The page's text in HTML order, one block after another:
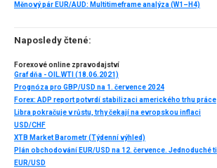
Měnový pár EUR/AUD: Multitimeframe analýza (W1–H4)
Naposledy čtené:
Forexové online zpravodajství
Graf dňa - OIL.WTI (18.06.2021)
Prognóza pro GBP/USD na 1. července 2024
Forex: ADP report potvrdí stabilizaci amerického trhu práce
Libra pokračuje v růstu, trhy čekají na evropskou inflaci
USD/CHF
XTB Market Barometr (Týdenní výhled)
EUR/USD